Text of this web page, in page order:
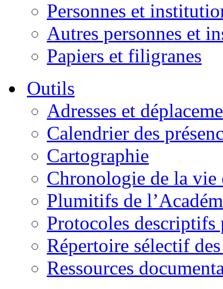
Personnes et
Autres personnes et
Papiers et filigranes
Outils
Adresses et
Calendrier des
Cartographie
Chronologie de la vie
Plumitifs de
Protocoles descriptifs
Répertoire sélectif
Ressources